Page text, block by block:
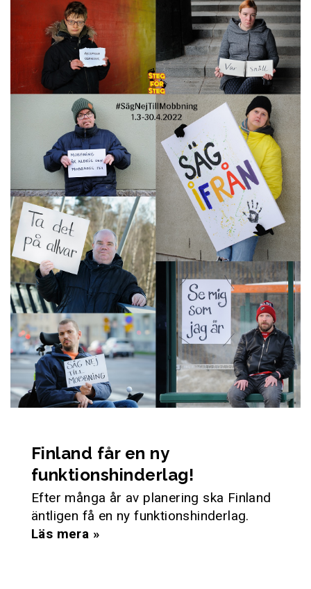
Finland får en ny
funktionshinderlag!
Efter många år av planering ska Finland
äntligen få en ny funktionshinderlag.
Läs mera »